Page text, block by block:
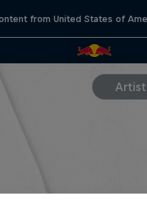
from United States of